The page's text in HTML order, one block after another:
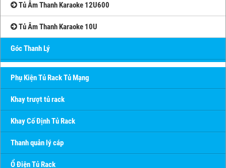
Tủ Âm Thanh Karaoke 12U600
Tủ Âm Thanh Karaoke 10U
Góc Thanh Lý
Phụ Kiện Tủ Rack Tủ Mạng
Khay trượt tủ rack
Khay Cố Định Tủ Rack
Thanh quản lý cáp
Ổ Điện Tủ Rack